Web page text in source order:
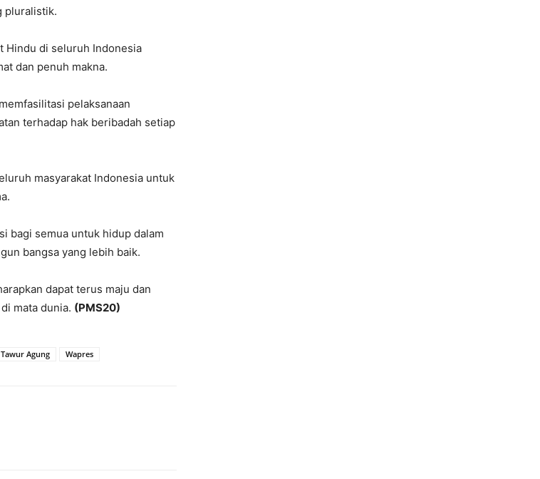
pluralistik.
Hindu di seluruh Indonesia
dan penuh makna.
pelaksanaan
terhadap hak beribadah setiap
masyarakat Indonesia untuk
bagi semua untuk hidup dalam
bangsa yang lebih baik.
dapat terus maju dan
mata dunia. (PMS20)
Tawur Agung Wapres